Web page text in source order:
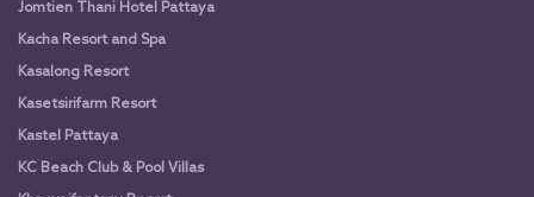
Jomtien Thani Hotel Pattaya
Kacha Resort and Spa
Kasalong Resort
Kasetsirifarm Resort
Kastel Pattaya
KC Beach Club & Pool Villas